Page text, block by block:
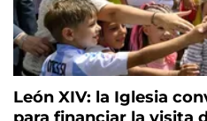
León XIV: la Iglesia